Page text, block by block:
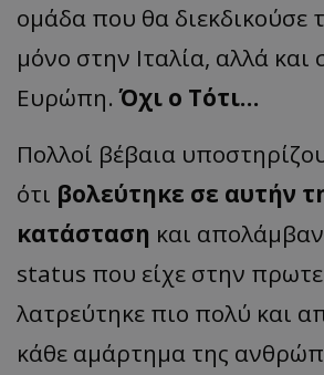
ομάδα που θα διεκδικούσε
μόνο στην Ιταλία, αλλά και
Ευρώπη.Όχι ο Τότι…
Πολλοί βέβαια
ότι βολεύτηκε σε αυτήν
κατάσταση και
status που είχε στην
λατρεύτηκε πιο πολύ και
κάθε αμάρτημα της